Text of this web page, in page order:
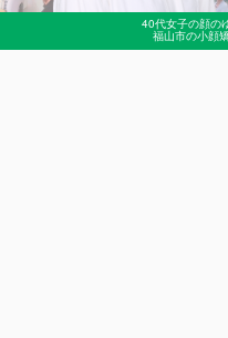
40代女子の顔の
福山市の小顔